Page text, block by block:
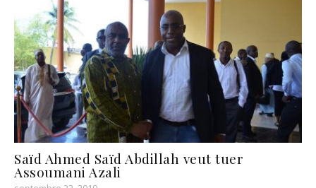
Saïd Ahmed Saïd Abdillah veut tuer
Assoumani Azali